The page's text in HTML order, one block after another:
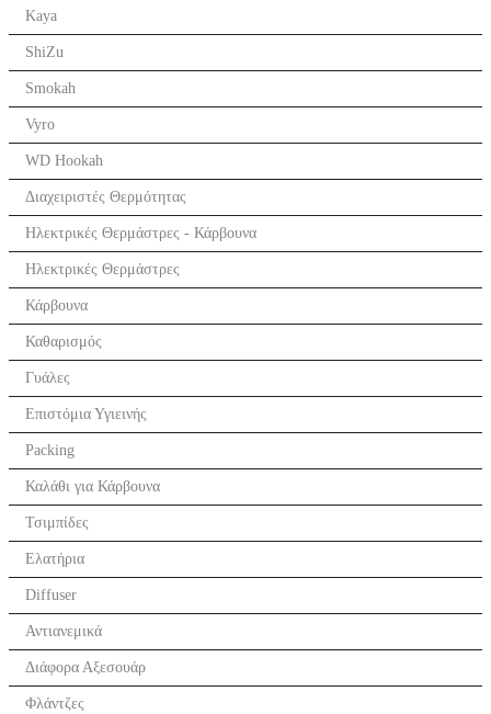
Kaya
ShiZu
Smokah
Vyro
WD Hookah
Διαχειριστές Θερμότητας
Ηλεκτρικές Θερμάστρες - Κάρβουνα
Ηλεκτρικές Θερμάστρες
Κάρβουνα
Καθαρισμός
Γυάλες
Επιστόμια Υγιεινής
Packing
Καλάθι για Κάρβουνα
Τσιμπίδες
Ελατήρια
Diffuser
Αντιανεμικά
Διάφορα Αξεσουάρ
Φλάντζες